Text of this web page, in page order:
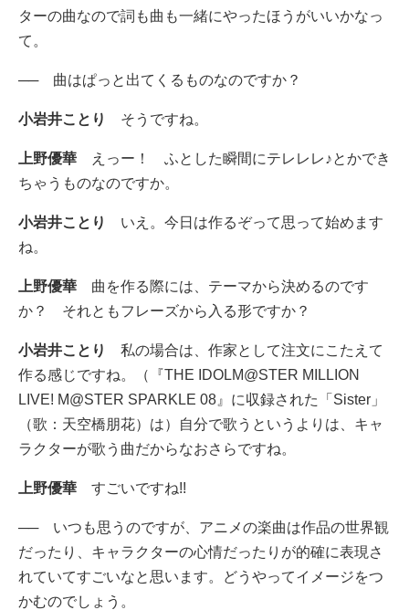
ターの曲なので詞も曲も一緒にやったほうがいいかなっ
て。
── 曲はぱっと出てくるものなのですか？
小岩井ことり そうですね。
上野優華 えっー！ ふとした瞬間にテレレレ♪とかでき
ちゃうものなのですか。
小岩井ことり
いえ。今日は作るぞって思って始めます
ね。
上野優華 曲を作る際には、テーマから決めるのです
か？ それともフレーズから入る形ですか？
小岩井ことり
私の場合は、作家として注文にこたえて
作る感じですね。（『THE IDOLM@STER MILLION
LIVE! M@STER SPARKLE 08』に収録された「Sister」
（歌：天空橋朋花）は）自分で歌うというよりは、キャ
ラクターが歌う曲だからなおさらですね。
上野優華 すごいですね!!
── いつも思うのですが、アニメの楽曲は作品の世界観
だったり、キャラクターの心情だったりが的確に表現さ
れていてすごいなと思います。どうやってイメージをつ
かむのでしょう。